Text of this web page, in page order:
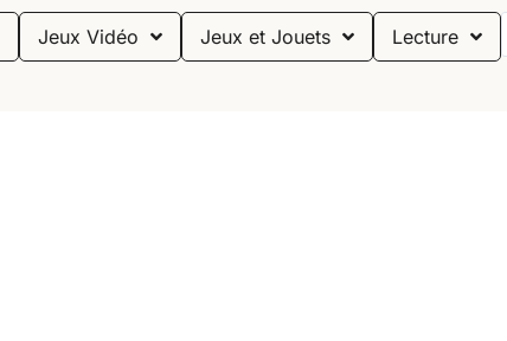
Jeux Vidéo Jeux et Jouets Lecture